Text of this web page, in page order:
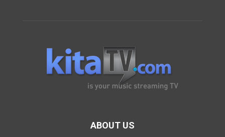
ABOUT US